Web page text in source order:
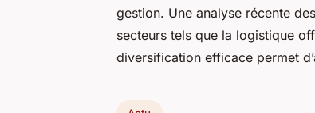
gestion. Une analyse récente
secteurs tels que la logistique
diversification efficace permet